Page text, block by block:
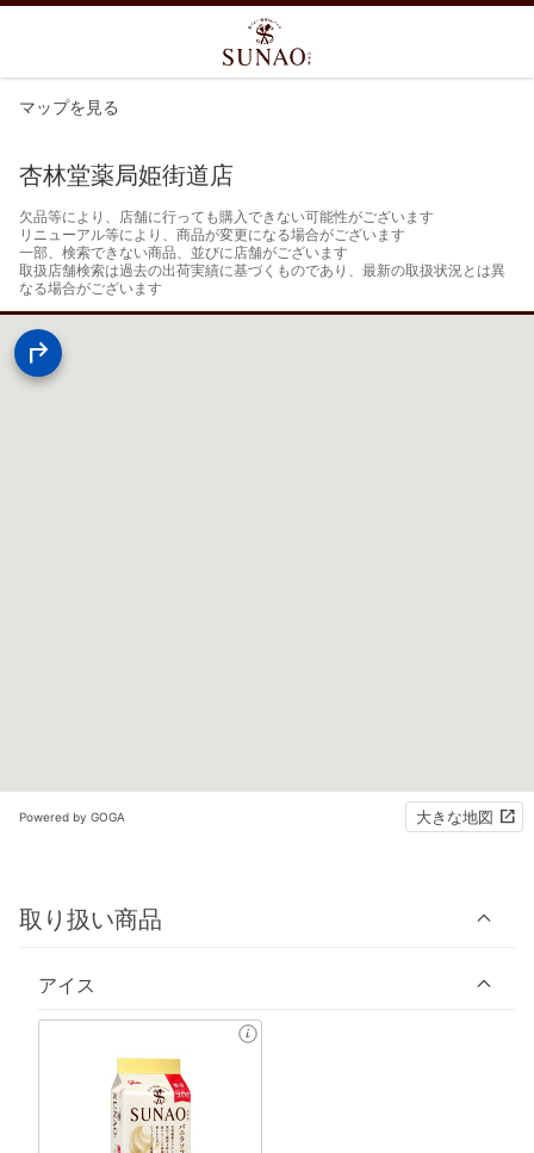
マップを見る
杏林堂薬局姫街道店
欠品等により、店舗に行っても購入できない可能性がございます
リニューアル等により、商品が変更になる場合がございます
一部、検索できない商品、並びに店舗がございます
取扱店舗検索は過去の出荷実績に基づくものであり、最新の取扱状況とは異
なる場合がございます
Powered by GOGA 大きな地図
取り扱い商品
アイス